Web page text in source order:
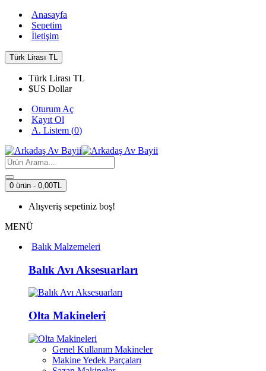
Anasayfa
Sepetim
İletişim
Türk Lirası TL
Türk Lirası TL
$US Dollar
Oturum Aç
Kayıt Ol
A. Listem (0)
0 ürün - 0,00TL
Alışveriş sepetiniz boş!
MENÜ
Balık Malzemeleri
Balık Avı Aksesuarları
Olta Makineleri
Genel Kullanım Makineler
Makine Yedek Parçaları